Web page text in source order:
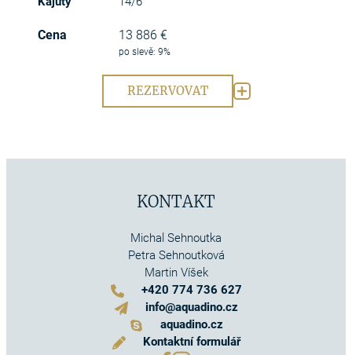
13 886 €
po slevě: 9%
REZERVOVAT
KONTAKT
Michal Sehnoutka
Petra Sehnoutková
Martin Víšek
+420 774 736 627
info@aquadino.cz
aquadino.cz
Kontaktní formulář